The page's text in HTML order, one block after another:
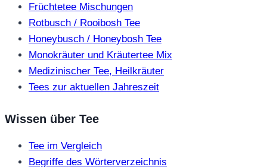
Früchtetee Mischungen
Rotbusch / Rooibosh Tee
Honeybusch / Honeybosh Tee
Monokräuter und Kräutertee Mix
Medizinischer Tee, Heilkräuter
Tees zur aktuellen Jahreszeit
Wissen über Tee
Tee im Vergleich
Begriffe des Wörterverzeichnis